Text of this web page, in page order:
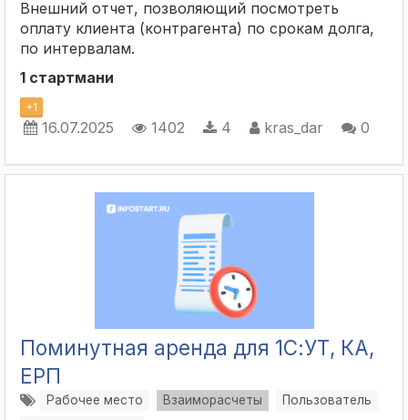
Внешний отчет, позволяющий посмотреть
оплату клиента (контрагента) по срокам долга,
по интервалам.
1 стартмани
+1
16.07.2025 1402 4 kras_dar 0
Поминутная аренда для 1С:УТ, КА,
ЕРП
Рабочее место Взаиморасчеты
Пользователь